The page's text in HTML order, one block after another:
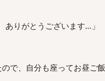
りがとうございます…」
で、自分も座ってお昼ご飯